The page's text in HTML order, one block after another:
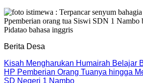
Berita Desa
Kisah Mengharukan Humairah Belajar
HP Pemberian Orang Tuanya hingga
SD Negeri 1 Nambo